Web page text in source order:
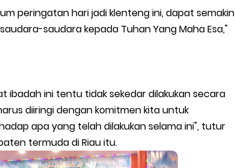
peringatan hari jadi klenteng ini, dapat semakin
saudara kepada Tuhan Yang Maha Esa,"
ibadah ini tentu tidak sekedar dilakukan secara
diiringi dengan komitmen kita untuk
apa yang telah dilakukan selama ini", tutur
termuda di Riau itu.